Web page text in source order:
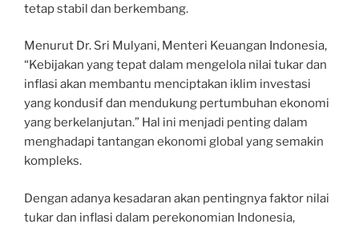
tetap stabil dan berkembang.
Menurut Dr. Sri Mulyani, Menteri Keuangan Indonesia,
“Kebijakan yang tepat dalam mengelola nilai tukar dan
inflasi akan membantu menciptakan iklim investasi
yang kondusif dan mendukung pertumbuhan ekonomi
yang berkelanjutan.” Hal ini menjadi penting dalam
menghadapi tantangan ekonomi global yang semakin
kompleks.
Dengan adanya kesadaran akan pentingnya faktor nilai
tukar dan inflasi dalam perekonomian Indonesia,